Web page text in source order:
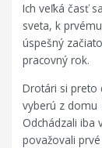
Ich veľká časť
sveta, k
úspešný
pracovný rok.
Drotári si preto
vyberú z domu
Odchádzali iba
považovali